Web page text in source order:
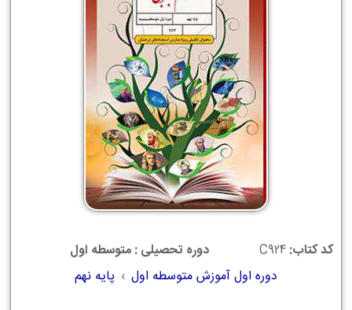
کد کتاب:C924
دوره تحصیلی : متوسطه اول
دوره اول آموزش متوسطه اول › پایه نهم